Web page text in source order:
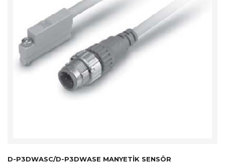
D-P3DWASC/D-P3DWASE MANYETIK SENSÖR